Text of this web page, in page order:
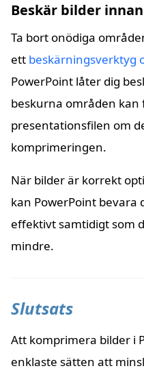
Beskär bilder
Ta bort onödiga
ett beskärningsverktyg
PowerPoint låter dig
beskurna områden kan
presentationsfilen om
komprimeringen.
När bilder är korrekt
kan PowerPoint bevara
effektivt samtidigt som
mindre.
Slutsats
Att komprimera bilder i
enklaste sätten att